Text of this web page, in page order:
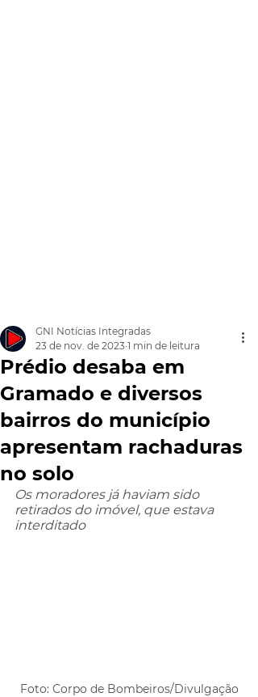
Prédio desaba em
Gramado e diversos
bairros do município
apresentam rachaduras
no solo
GNI Notícias Integradas
23 de nov. de 2023 1 min de leitura
Os moradores já haviam sido
retirados do imóvel, que estava
interditado
Foto: Corpo de Bombeiros/Divulgação